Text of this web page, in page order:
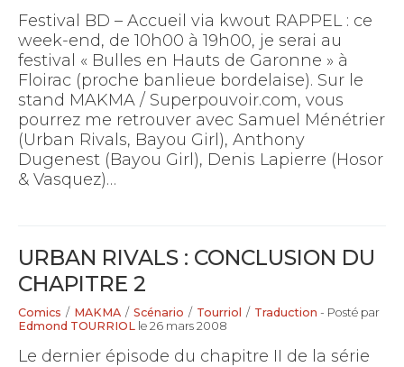
Festival BD – Accueil via kwout RAPPEL : ce
week-end, de 10h00 à 19h00, je serai au
festival « Bulles en Hauts de Garonne » à
Floirac (proche banlieue bordelaise). Sur le
stand MAKMA / Superpouvoir.com, vous
pourrez me retrouver avec Samuel Ménétrier
(Urban Rivals, Bayou Girl), Anthony
Dugenest (Bayou Girl), Denis Lapierre (Hosor
& Vasquez)…
URBAN RIVALS : CONCLUSION DU
CHAPITRE 2
Comics / MAKMA / Scénario / Tourriol / Traduction - Posté par
Edmond TOURRIOL le 26 mars 2008
Le dernier épisode du chapitre II de la série